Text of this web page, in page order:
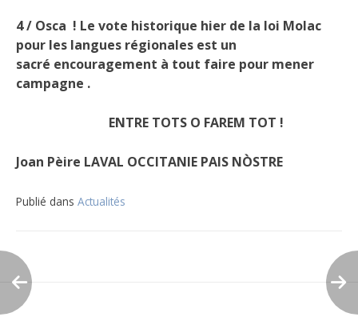
4 / Osca ! Le vote historique hier de la loi Molac
pour les langues régionales est un
sacré encouragement à tout faire pour mener
campagne .
ENTRE TOTS O FAREM TOT !
Joan Pèire LAVAL OCCITANIE PAIS NÒSTRE
Publié dans Actualités
de
l’article